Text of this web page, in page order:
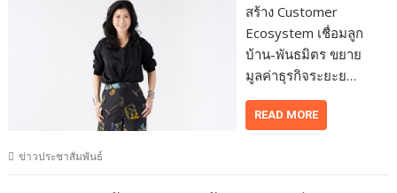
สร้าง Customer
Ecosystem เชื่อมลูก
บ้าน-พันธมิตร ขยาย
มูลค่าธุรกิจระยะย…
READ MORE
ข่าวประชาสัมพันธ์